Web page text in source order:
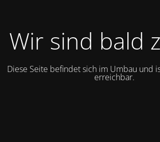
Wir sind bald
Diese Seite befindet sich im Umbau und
erreichbar.